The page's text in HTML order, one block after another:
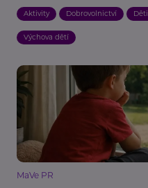
Aktivity Dobrovolnictví Děti
Výchova dětí
MaVe PR